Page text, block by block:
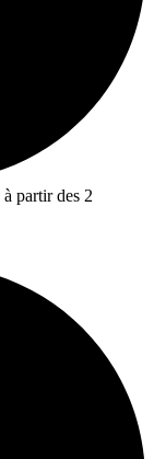
partir des 2